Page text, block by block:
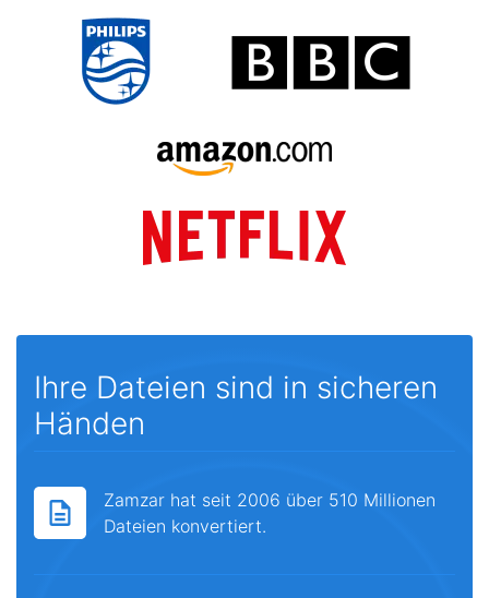
Ihre Dateien sind in sicheren
Händen
Zamzar hat seit 2006 über 510 Millionen
Dateien konvertiert.